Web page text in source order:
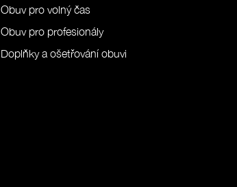
Obuv pro volný čas
Obuv pro profesionály
Doplňky a ošetřování obuvi